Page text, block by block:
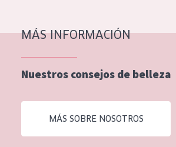
Piel normal y seca
Piel mixata o grasa
Piel madura
Piel expuesta al sol
Piel menopáusica
MÁS INFORMACIÓN
Nuestros consejos de belleza
MÁS SOBRE NOSOTROS